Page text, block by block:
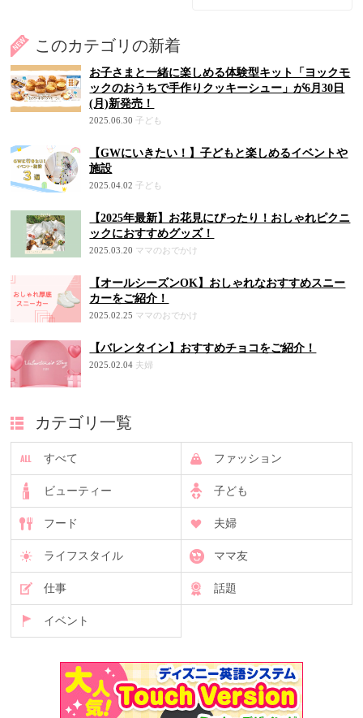
このカテゴリの新着
お子さまと一緒に楽しめる体験型キット「ヨックモ
ックのおうちで手作りクッキーシュー」が6月30日
(月)新発売！
2025.06.30 子ども
【GWにいきたい！】子どもと楽しめるイベントや
施設
2025.04.02 子ども
【2025年最新】お花見にぴったり！おしゃれピクニ
ックにおすすめグッズ！
2025.03.20 ママのおでかけ
【オールシーズンOK】おしゃれなおすすめスニー
カーをご紹介！
2025.02.25 ママのおでかけ
【バレンタイン】おすすめチョコをご紹介！
2025.02.04 夫婦
カテゴリ一覧
すべて ファッション
ビューティー 子ども
フード 夫婦
ライフスタイル ママ友
仕事 話題
イベント